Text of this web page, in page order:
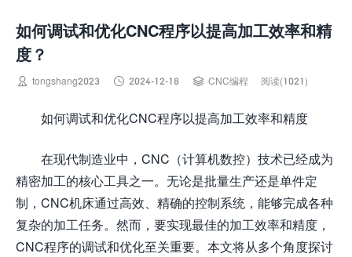
如何调试和优化CNC程序以提高加工效率和精
度？
 tongshang2023  2024-12-18  CNC编程 阅读(1021)
如何调试和优化CNC程序以提高加工效率和精度
在现代制造业中，CNC（计算机数控）技术已经成为
精密加工的核心工具之一。无论是批量生产还是单件定
制，CNC机床通过高效、精确的控制系统，能够完成各种
复杂的加工任务。然而，要实现最佳的加工效率和精度，
CNC程序的调试和优化至关重要。本文将从多个角度探讨